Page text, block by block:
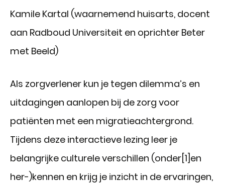
Kamile Kartal (waarnemend huisarts, docent
aan Radboud Universiteit en oprichter Beter
met Beeld)
Als zorgverlener kun je tegen dilemma’s en
uitdagingen aanlopen bij de zorg voor
patiënten met een migratieachtergrond.
Tijdens deze interactieve lezing leer je
belangrijke culturele verschillen (onder[1]en
her-)kennen en krijg je inzicht in de ervaringen,